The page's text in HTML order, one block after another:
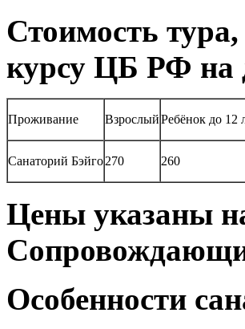
Стоимость
курсу ЦБ РФ на
Проживание ВзрослыйРебёнок до 12
Санаторий Бэйго270 260
Цены указаны
Особенности